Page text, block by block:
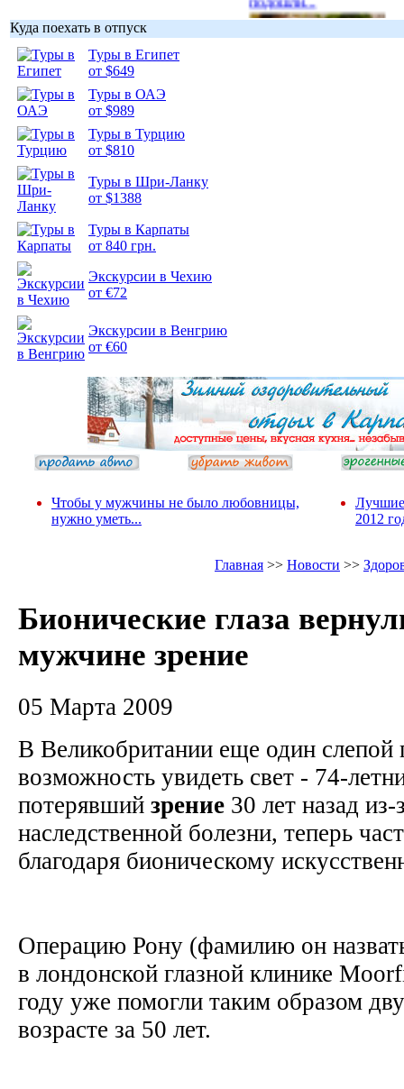
Куда поехать в отпуск
Туры в Египет
от $649
Туры в ОАЭ
от $989
Туры в Турцию
от $810
Туры в Шри-Ланку
от $1388
Туры в Карпаты
от 840 грн.
Экскурсии в Чехию
от €72
Экскурсии в Венгрию
от €60
Чтобы у мужчины не было любовницы,
нужно уметь...
Лучшие
2012
Главная >> Новости >>
Бионические глаза
мужчине зрение
05 Марта 2009
В Великобритании еще один слепой
возможность увидеть свет - 74-
потерявший зрение 30 лет назад
наследственной болезни, теперь
благодаря бионическому
Операцию Рону (фамилию он
в лондонской глазной клинике
году уже помогли таким образом
возрасте за 50 лет.